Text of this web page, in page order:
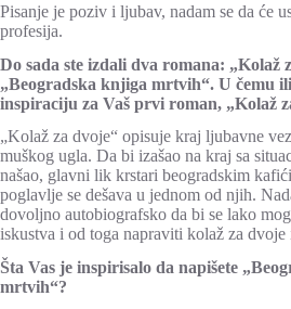
Pisanje je poziv i ljubav, nadam se da će
profesija.
Do sada ste izdali dva romana: „Kolaž
„Beogradska knjiga mrtvih“. U čemu
inspiraciju za Vaš prvi roman, „Kolaž
„Kolaž za dvoje“ opisuje kraj ljubavne
muškog ugla. Da bi izašao na kraj sa
našao, glavni lik krstari beogradskim
poglavlje se dešava u jednom od njih.
dovoljno autobiografsko da bi se lako
iskustva i od toga napraviti kolaž za
Šta Vas je inspirisalo da napišete
mrtvih“?